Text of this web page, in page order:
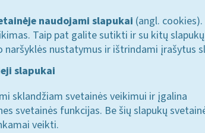
naudojami slapukai (angl.
Taip pat galite sutikti ir su kitų
naršyklės nustatymus ir ištrindami įrašytus
slapukai
sklandžiam svetainės veikimui ir įgalina
svetainės funkcijas. Be šių slapukų
veikti.